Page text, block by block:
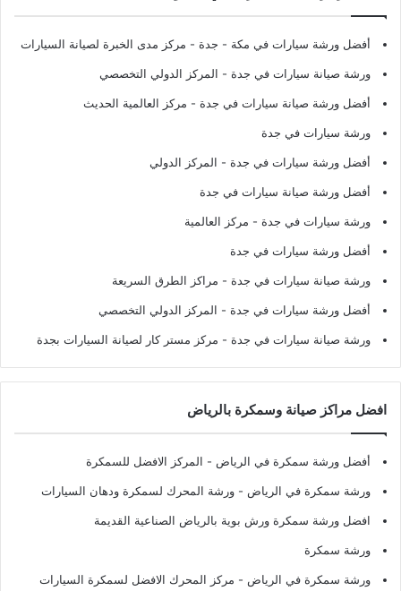
أفضل ورشة سيارات في مكة - جدة - مركز مدى الخبرة لصيانة السيارات
ورشة صيانة سيارات في جدة - المركز الدولي التخصصي
أفضل ورشة صيانة سيارات في جدة - مركز العالمية الحديث
ورشة سيارات في جدة
أفضل ورشة سيارات في جدة - المركز الدولي
أفضل ورشة صيانة سيارات في جدة
ورشة سيارات في جدة - مركز العالمية
أفضل ورشة سيارات في جدة
ورشة صيانة سيارات في جدة - مراكز الطرق السريعة
أفضل ورشة سيارات في جدة - المركز الدولي التخصصي
ورشة صيانة سيارات في جدة - مركز مستر كار لصيانة السيارات بجدة
افضل مراكز صيانة وسمكرة بالرياض
أفضل ورشة سمكرة في الرياض - المركز الافضل للسمكرة
ورشة سمكرة في الرياض - ورشة المحرك لسمكرة ودهان السيارات
افضل ورشة سمكرة ورش بوية بالرياض الصناعية القديمة
ورشة سمكرة
ورشة سمكرة في الرياض - مركز المحرك الافضل لسمكرة السيارات